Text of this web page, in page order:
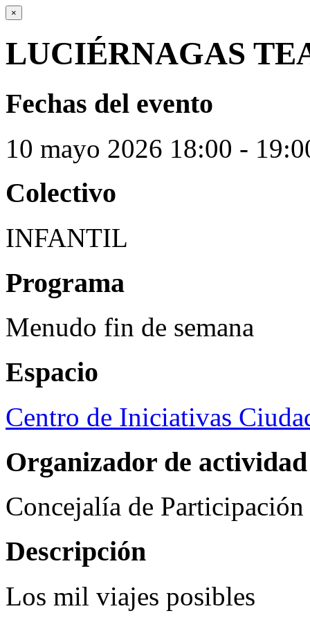
×
LUCIÉRNAGAS
Fechas del evento
10 mayo 2026 18:00 -
Colectivo
INFANTIL
Programa
Menudo fin de semana
Espacio
Centro de Iniciativas
Organizador de actividad
Concejalía de
Descripción
Los mil viajes posibles